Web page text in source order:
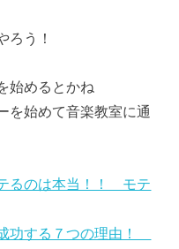
ろう！
始めるとかね
を始めて音楽教室に通
るのは本当！！ モテ
功する７つの理由！